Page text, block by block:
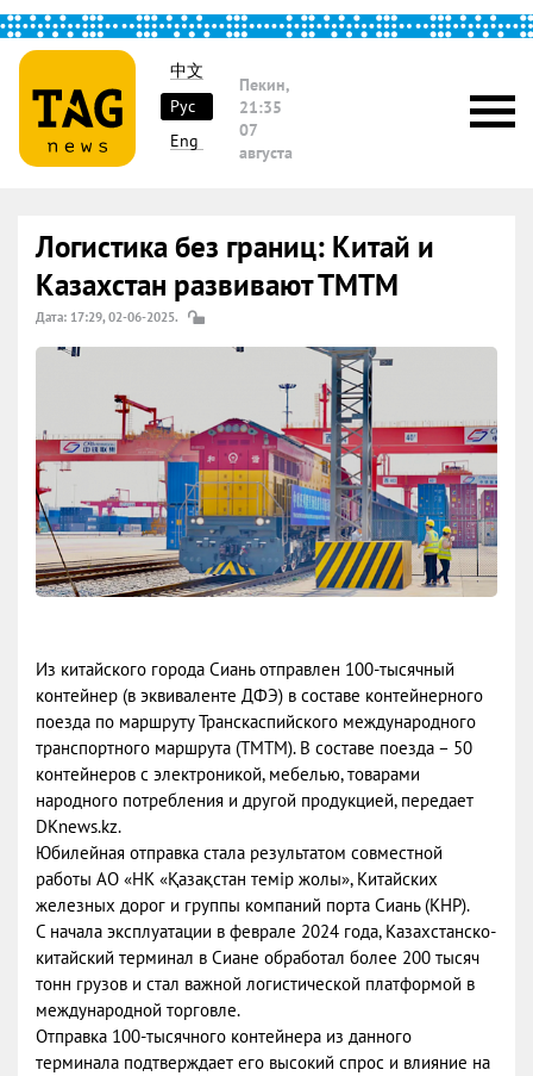
中文
Рус
Eng
Пекин,
21:35
07
августа
Логистика без границ: Китай и
Казахстан развивают ТМТМ
Дата: 17:29, 02-06-2025.
Из китайского города Сиань отправлен 100-тысячный
контейнер (в эквиваленте ДФЭ) в составе контейнерного
поезда по маршруту Транскаспийского международного
транспортного маршрута (ТМТМ). В составе поезда – 50
контейнеров с электроникой, мебелью, товарами
народного потребления и другой продукцией, передает
DKnews.kz.
Юбилейная отправка стала результатом совместной
работы АО «НК «Қазақстан темiр жолы», Китайских
железных дорог и группы компаний порта Сиань (КНР).
С начала эксплуатации в феврале 2024 года, Казахстанско-
китайский терминал в Сиане обработал более 200 тысяч
тонн грузов и стал важной логистической платформой в
международной торговле.
Отправка 100-тысячного контейнера из данного
терминала подтверждает его высокий спрос и влияние на